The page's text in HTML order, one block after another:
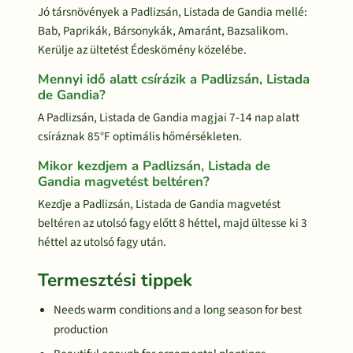
Jó társnövények a Padlizsán, Listada de Gandia mellé:
Bab, Paprikák, Bársonykák, Amaránt, Bazsalikom.
Kerülje az ültetést Édeskömény közelébe.
Mennyi idő alatt csírázik a Padlizsán, Listada
de Gandia?
A Padlizsán, Listada de Gandia magjai 7-14 nap alatt
csíráznak 85°F optimális hőmérsékleten.
Mikor kezdjem a Padlizsán, Listada de
Gandia magvetést beltéren?
Kezdje a Padlizsán, Listada de Gandia magvetést
beltéren az utolsó fagy előtt 8 héttel, majd ültesse ki 3
héttel az utolsó fagy után.
Termesztési tippek
Needs warm conditions and a long season for best
production